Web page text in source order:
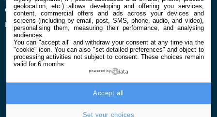
Confidentialité et Cookies
Préférences cookies
geolocation, etc.) allows developing and offering you services,
content, commercial offers and ads across your devices and
screens (including by email, post, SMS, phone, audio, and video),
personalising them, measuring their performance, and analysing
audiences.
You can "accept all" and withdraw your consent at any time via the
"cookie" icon. You can also "set detailed preferences" and object to
processing activities not subject to consent. These choices remain
valid for 6 months.
powered by
Set your choices
Accept all